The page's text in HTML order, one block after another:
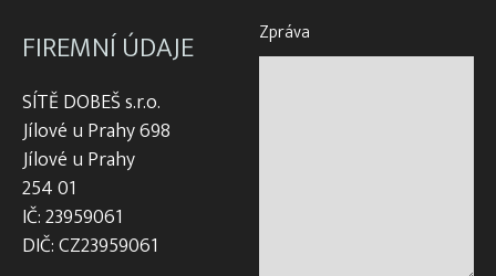
FIREMNÍ ÚDAJE
SÍTĚ DOBEŠ s.r.o.
Jílové u Prahy 698
Jílové u Prahy
254 01
IČ: 23959061
DIČ: CZ23959061
Zpráva